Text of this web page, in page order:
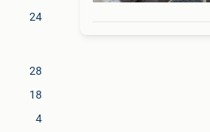
24
28
18
4